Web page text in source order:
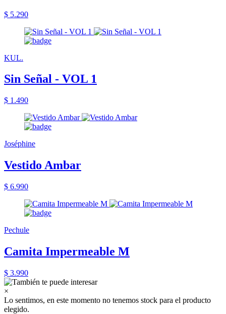
$ 5.290
KUL.
Sin Señal - VOL 1
$ 1.490
Joséphine
Vestido Ambar
$ 6.990
Pechule
Camita Impermeable M
$ 3.990
×
Lo sentimos, en este momento no tenemos stock para el producto
elegido.